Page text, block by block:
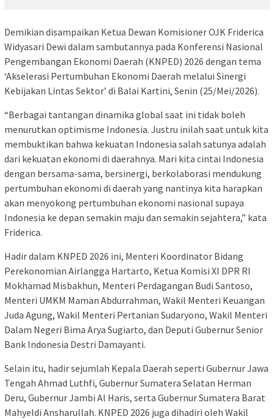
Demikian disampaikan Ketua Dewan Komisioner OJK Friderica
Widyasari Dewi dalam sambutannya pada Konferensi Nasional
Pengembangan Ekonomi Daerah (KNPED) 2026 dengan tema
‘Akselerasi Pertumbuhan Ekonomi Daerah melalui Sinergi
Kebijakan Lintas Sektor’ di Balai Kartini, Senin (25/Mei/2026).
“Berbagai tantangan dinamika global saat ini tidak boleh
menurutkan optimisme Indonesia. Justru inilah saat untuk kita
membuktikan bahwa kekuatan Indonesia salah satunya adalah
dari kekuatan ekonomi di daerahnya. Mari kita cintai Indonesia
dengan bersama-sama, bersinergi, berkolaborasi mendukung
pertumbuhan ekonomi di daerah yang nantinya kita harapkan
akan menyokong pertumbuhan ekonomi nasional supaya
Indonesia ke depan semakin maju dan semakin sejahtera,” kata
Friderica.
Hadir dalam KNPED 2026 ini, Menteri Koordinator Bidang
Perekonomian Airlangga Hartarto, Ketua Komisi XI DPR RI
Mokhamad Misbakhun, Menteri Perdagangan Budi Santoso,
Menteri UMKM Maman Abdurrahman, Wakil Menteri Keuangan
Juda Agung, Wakil Menteri Pertanian Sudaryono, Wakil Menteri
Dalam Negeri Bima Arya Sugiarto, dan Deputi Gubernur Senior
Bank Indonesia Destri Damayanti.
Selain itu, hadir sejumlah Kepala Daerah seperti Gubernur Jawa
Tengah Ahmad Luthfi, Gubernur Sumatera Selatan Herman
Deru, Gubernur Jambi Al Haris, serta Gubernur Sumatera Barat
Mahyeldi Ansharullah. KNPED 2026 juga dihadiri oleh Wakil